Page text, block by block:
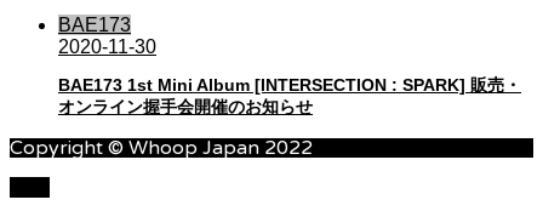
BAE173
2020-11-30
BAE173 1st Mini Album [INTERSECTION : SPARK] 販売・
オンライン握手会開催のお知らせ
Copyright © Whoop Japan 2022